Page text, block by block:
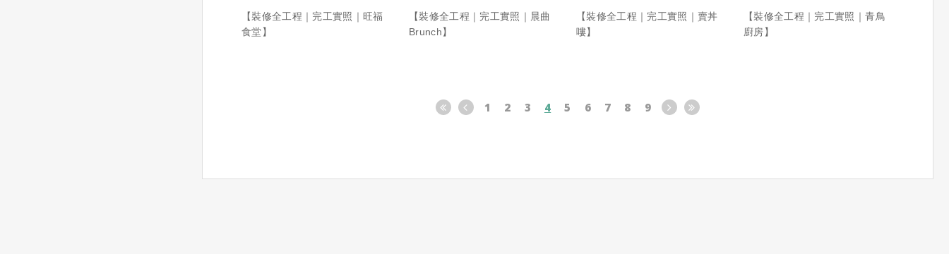
【裝修全工程｜完工實照｜旺福
食堂】
【裝修全工程｜完工實照｜晨曲
Brunch】
【裝修全工程｜完工實照｜賣丼
嘍】
【裝修全工程｜完工實照｜青鳥
廚房】
1 2 3 4 5 6 7 8 9